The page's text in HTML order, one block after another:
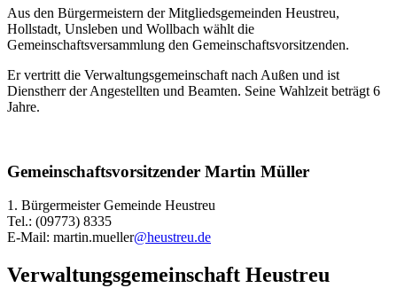
Aus den Bürgermeistern der Mitgliedsgemeinden Heustreu,
Hollstadt, Unsleben und Wollbach wählt die
Gemeinschaftsversammlung den Gemeinschaftsvorsitzenden.
Er vertritt die Verwaltungsgemeinschaft nach Außen und ist
Dienstherr der Angestellten und Beamten. Seine Wahlzeit beträgt 6
Jahre.
Gemeinschaftsvorsitzender Martin Müller
1. Bürgermeister Gemeinde Heustreu
Tel.: (09773) 8335
E-Mail: martin.mueller@heustreu.de
Verwaltungsgemeinschaft Heustreu